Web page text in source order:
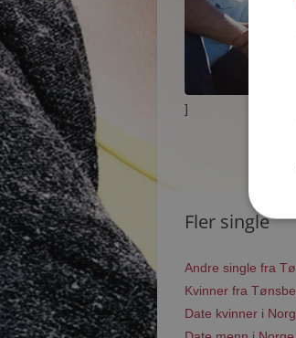
]
Fler single
Andre single fra
Kvinner fra
Date kvinner i